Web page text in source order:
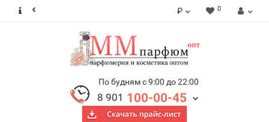
₽ 0
По будням с 9:00 до 22:00
8 901 100-00-45